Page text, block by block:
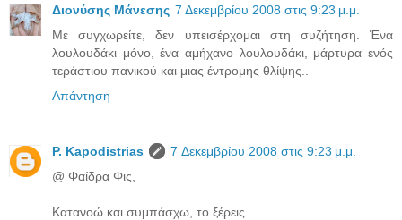
Διονύσης Μάνεσης 7 Δεκεμβρίου 2008 στις 9:23 μ.μ.
Με συγχωρείτε, δεν υπεισέρχομαι στη συζήτηση. Ένα
λουλουδάκι μόνο, ένα αμήχανο λουλουδάκι, μάρτυρα ενός
τεράστιου πανικού και μιας έντρομης θλίψης..
Απάντηση
P. Kapodistrias
7 Δεκεμβρίου 2008 στις 9:23 μ.μ.
@ Φαίδρα Φις,
Κατανοώ και συμπάσχω, το ξέρεις.